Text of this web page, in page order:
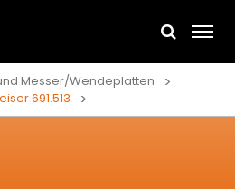
Messer/Wendeplatten
691.513